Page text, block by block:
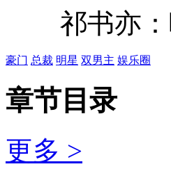
祁书亦：
豪门 总裁 明星 双男主 娱乐圈
章节目录
更多 >